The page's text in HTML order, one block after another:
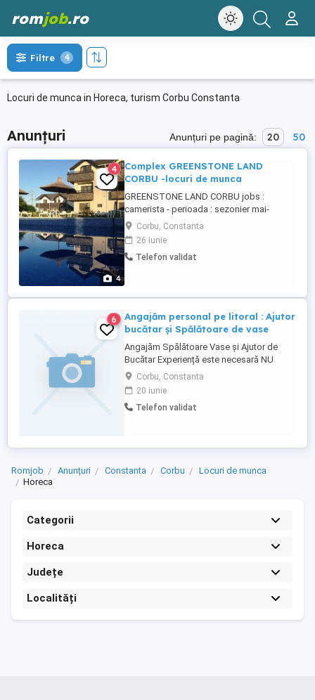
romjob.ro
Locuri de munca in Horeca, turism Corbu Constanta
Filtre 4
Anunțuri Anunțuri pe pagină: 20 50
4
4
Complex GREENSTONE LAND
CORBU -locuri de munca
GREENSTONE LAND CORBU jobs :
camerista - perioada : sezonier mai-
septembrie Bucatar (meniuri romanesti
simple ) perioada :sezonier mai-
septembrie , Informatii telefon :
Corbu, Constanta
26 iunie
Telefon validat
6
Angajăm personal pe litoral : Ajutor
bucătar și Spălătoare de vase
Angajăm Spălătoare Vase și Ajutor de
Bucătar Experiență este necesară NU
acceptăm persoane sub 18 ani Salariu
este de 4000+ Oferim cazare + mâncare
Corbu, Constanta
20 iunie
Telefon validat
Romjob Anunțuri Constanta Corbu
Locuri de munca
Horeca
Categorii
Horeca
Județe
Localități